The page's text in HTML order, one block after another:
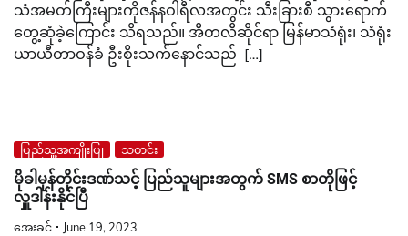
သံအမတ်ကြီးများကိုဇန်နဝါရီလအတွင်း သီးခြားစီ သွားရောက်
တွေ့ဆုံခဲ့ကြောင်း သိရသည်။ အီတလီဆိုင်ရာ မြန်မာသံရုံး၊ သံရုံး
ယာယီတာဝန်ခံ ဦးစိုးသက်နောင်သည် […]
ပြည်သူ့အကျိုးပြု သတင်း
မိုခါမုန်တိုင်းဒဏ်သင့် ပြည်သူများအတွက် SMS စာတိုဖြင့်
လှူဒါန်းနိုင်ပြီ
အေးခင် June 19, 2023